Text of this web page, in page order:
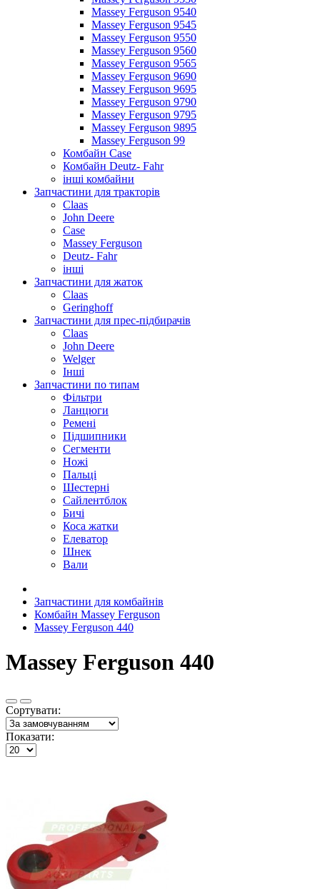
Massey Ferguson 9540
Massey Ferguson 9545
Massey Ferguson 9550
Massey Ferguson 9560
Massey Ferguson 9565
Massey Ferguson 9690
Massey Ferguson 9695
Massey Ferguson 9790
Massey Ferguson 9795
Massey Ferguson 9895
Massey Ferguson 99
Комбайн Case
Комбайн Deutz- Fahr
інші комбайни
Запчастини для тракторів
Claas
John Deere
Case
Massey Ferguson
Deutz- Fahr
інші
Запчастини для жаток
Claas
Geringhoff
Запчастини для прес-підбирачів
Claas
John Deere
Welger
Інші
Запчастини по типам
Фільтри
Ланцюги
Ремені
Підшипники
Сегменти
Ножі
Пальці
Шестерні
Сайлентблок
Бичі
Коса жатки
Елеватор
Шнек
Вали
Запчастини для комбайнів
Комбайн Massey Ferguson
Massey Ferguson 440
Massey Ferguson 440
Сортувати:
Показати: